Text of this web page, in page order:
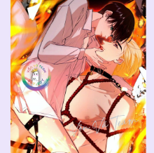
Chapter 3 04/06/2025
Chapter 2 04/06/2025
Chapter 1 04/06/2025